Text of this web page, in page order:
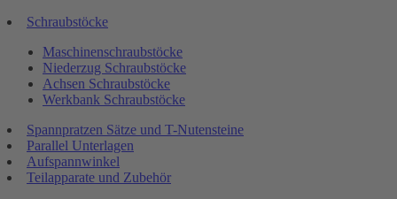
Schraubstöcke
Maschinenschraubstöcke
Niederzug Schraubstöcke
Achsen Schraubstöcke
Werkbank Schraubstöcke
Spannpratzen Sätze und T-Nutensteine
Parallel Unterlagen
Aufspannwinkel
Teilapparate und Zubehör